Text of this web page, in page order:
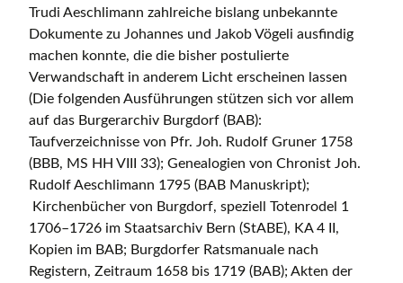
Trudi Aeschlimann zahlreiche bislang unbekannte
Dokumente zu Johannes und Jakob Vögeli ausfindig
machen konnte, die die bisher postulierte
Verwandschaft in anderem Licht erscheinen lassen
(Die folgenden Ausführungen stützen sich vor allem
auf das Burgerarchiv Burgdorf (BAB):
Taufverzeichnisse von Pfr. Joh. Rudolf Gruner 1758
(BBB, MS HH VIII 33); Genealogien von Chronist Joh.
Rudolf Aeschlimann 1795 (BAB Manuskript);
Kirchenbücher von Burgdorf, speziell Totenrodel 1
1706–1726 im Staatsarchiv Bern (StABE), KA 4 II,
Kopien im BAB; Burgdorfer Ratsmanuale nach
Registern, Zeitraum 1658 bis 1719 (BAB); Akten der